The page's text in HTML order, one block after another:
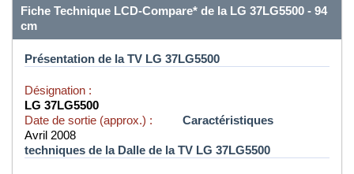
Fiche Technique LCD-Compare* de la LG 37LG5500 - 94
cm
Présentation de la TV LG 37LG5500
Désignation :
LG 37LG5500
Date de sortie (approx.) :
Avril 2008
Caractéristiques
techniques de la Dalle de la TV LG 37LG5500